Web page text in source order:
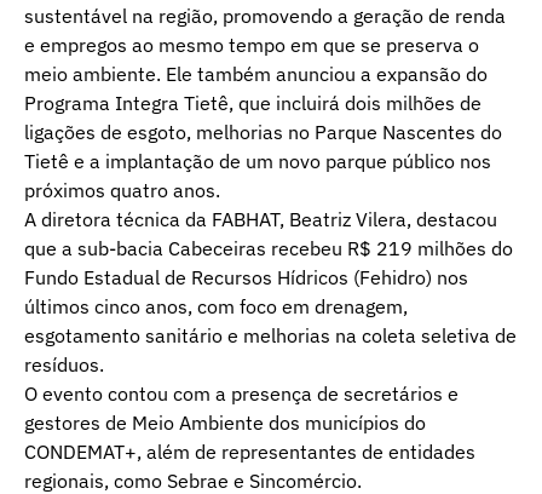
sustentável na região, promovendo a geração de renda
e empregos ao mesmo tempo em que se preserva o
meio ambiente. Ele também anunciou a expansão do
Programa Integra Tietê, que incluirá dois milhões de
ligações de esgoto, melhorias no Parque Nascentes do
Tietê e a implantação de um novo parque público nos
próximos quatro anos.
A diretora técnica da FABHAT, Beatriz Vilera, destacou
que a sub-bacia Cabeceiras recebeu R$ 219 milhões do
Fundo Estadual de Recursos Hídricos (Fehidro) nos
últimos cinco anos, com foco em drenagem,
esgotamento sanitário e melhorias na coleta seletiva de
resíduos.
O evento contou com a presença de secretários e
gestores de Meio Ambiente dos municípios do
CONDEMAT+, além de representantes de entidades
regionais, como Sebrae e Sincomércio.